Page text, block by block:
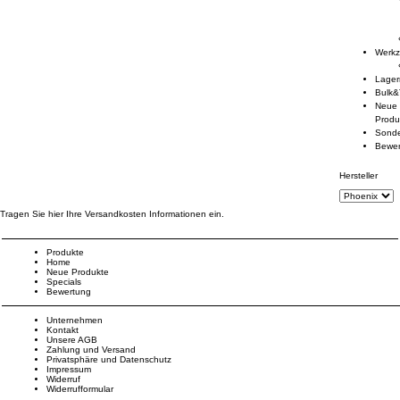
Neue
Hersteller
Tragen Sie hier Ihre Versandkosten Informationen ein.
Produkte
Home
Neue Produkte
Specials
Bewertung
Unternehmen
Kontakt
Unsere AGB
Zahlung und Versand
Privatsphäre und Datenschutz
Impressum
Widerruf
Widerrufformular